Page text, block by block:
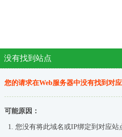
没有找到站点
您的请求在Web服务器中没有找到对
可能原因：
您没有将此域名或IP绑定到对应站